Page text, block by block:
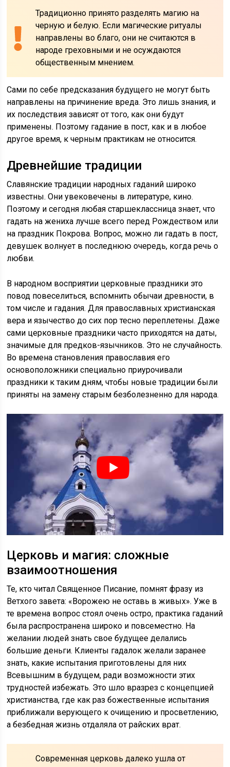
Традиционно принято разделять магию на
черную и белую. Если магические ритуалы
направлены во благо, они не считаются в
народе греховными и не осуждаются
общественным мнением.
Сами по себе предсказания будущего не могут быть
направлены на причинение вреда. Это лишь знания, и
их последствия зависят от того, как они будут
применены. Поэтому гадание в пост, как и в любое
другое время, к черным практикам не относится.
Древнейшие традиции
Славянские традиции народных гаданий широко
известны. Они увековечены в литературе, кино.
Поэтому и сегодня любая старшеклассница знает, что
гадать на жениха лучше всего перед Рождеством или
на праздник Покрова. Вопрос, можно ли гадать в пост,
девушек волнует в последнюю очередь, когда речь о
любви.
В народном восприятии церковные праздники это
повод повеселиться, вспомнить обычаи древности, в
том числе и гадания. Для православных христианская
вера и язычество до сих пор тесно переплетены. Даже
сами церковные праздники часто приходятся на даты,
значимые для предков-язычников. Это не случайность.
Во времена становления православия его
основоположники специально приурочивали
праздники к таким дням, чтобы новые традиции были
приняты на замену старым безболезненно для народа.
Церковь и магия: сложные
взаимоотношения
Те, кто читал Священное Писание, помнят фразу из
Ветхого завета: «Ворожею не оставь в живых». Уже в
те времена вопрос стоял очень остро, практика гаданий
была распространена широко и повсеместно. На
желании людей знать свое будущее делались
большие деньги. Клиенты гадалок желали заранее
знать, какие испытания приготовлены для них
Всевышним в будущем, ради возможности этих
трудностей избежать. Это шло вразрез с концепцией
христианства, где как раз божественные испытания
приближали верующего к очищению и просветлению,
а безбедная жизнь отдаляла от райских врат.
Современная церковь далеко ушла от